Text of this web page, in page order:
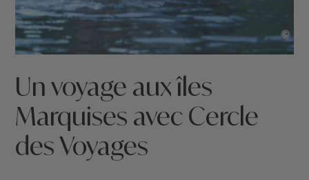
©
Un voyage aux îles
Marquises avec Cercle
des Voyages